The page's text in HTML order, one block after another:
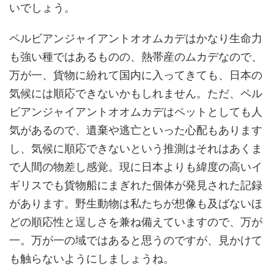
いでしょう。
ペルビアンジャイアントオオムカデはかなり生命力
も強い種ではあるものの、熱帯産のムカデなので、
万が一、貨物に紛れて国内に入ってきても、日本の
気候には順応できないかもしれません。ただ、ペル
ビアンジャイアントオオムカデはペットとしても人
気があるので、遺棄や逃亡といった心配もあります
し、気候に順応できないという推測はそれはあくま
で人間の物差し感覚。現に日本よりも緯度の高いイ
ギリスでも貨物船にまぎれた個体が発見された記録
があります。野生動物は私たちが想像も及ばないほ
どの順応性と逞しさを兼ね備えていますので、万が
一。万が一の域ではあると思うのですが、見かけて
も触らないようにしましょうね。